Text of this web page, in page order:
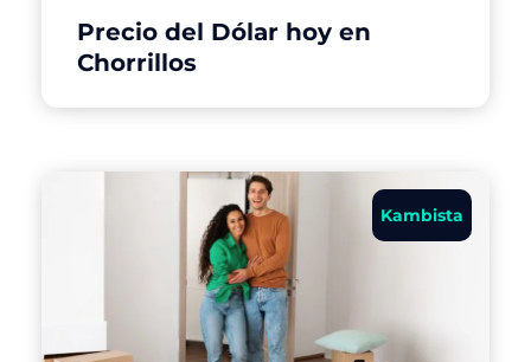
Precio del Dólar hoy en
Chorrillos
Kambista